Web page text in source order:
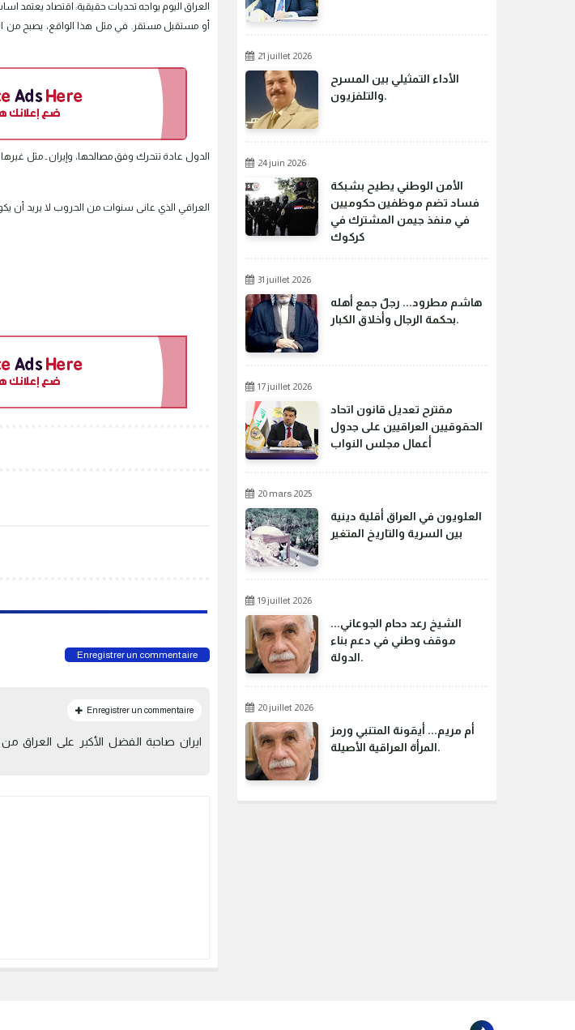
العراق اليوم يواجه تحديات حقيقية: اقتصاد يعتمد
أو مستقبل مستقر. في مثل هذا الواقع، يصبح من
الدول عادة تتحرك وفق مصالحها، وإيران ـ مثل
العراقي الذي عانى سنوات من الحروب لا يريد أن
Enregistrer un commentaire
ايران صاحبة الفضل الأكبر على العراق
Enregistrer un commentaire
21 juillet 2026
الأداء التمثيلي بين المسرح
والتلفزيون.
24 juin 2026
الأمن الوطني يطيح بشبكة
فساد تضم موظفين حكوميين
في منفذ جيمن المشترك في
كركوك
31 juillet 2026
هاشم مطرود... رجلٌ جمع أهله
بحكمة الرجال وأخلاق الكبار.
17 juillet 2026
مقترح تعديل قانون اتحاد
الحقوقيين العراقيين على جدول
أعمال مجلس النواب
20 mars 2025
العلويون في العراق أقلية دينية
بين السرية والتاريخ المتغير
19 juillet 2026
الشيخ رعد دحام الجوعاني...
موقف وطني في دعم بناء
الدولة.
20 juillet 2026
أم مريم... أيقونة المتنبي ورمز
المرأة العراقية الأصيلة.